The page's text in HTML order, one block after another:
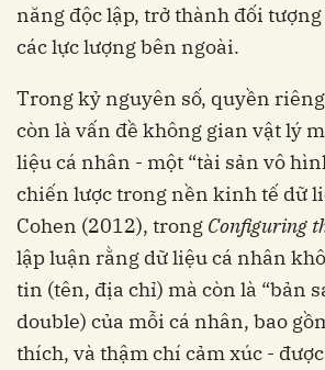
năng độc lập, trở thành đối
các lực lượng bên ngoài.
Trong kỷ nguyên số, quyền
còn là vấn đề không gian vật lý
liệu cá nhân - một “tài sản vô
chiến lược trong nền kinh tế dữ
Cohen (2012), trong Configuring
lập luận rằng dữ liệu cá nhân
tin (tên, địa chỉ) mà còn là “bản
double) của mỗi cá nhân, bao
thích, và thậm chí cảm xúc -